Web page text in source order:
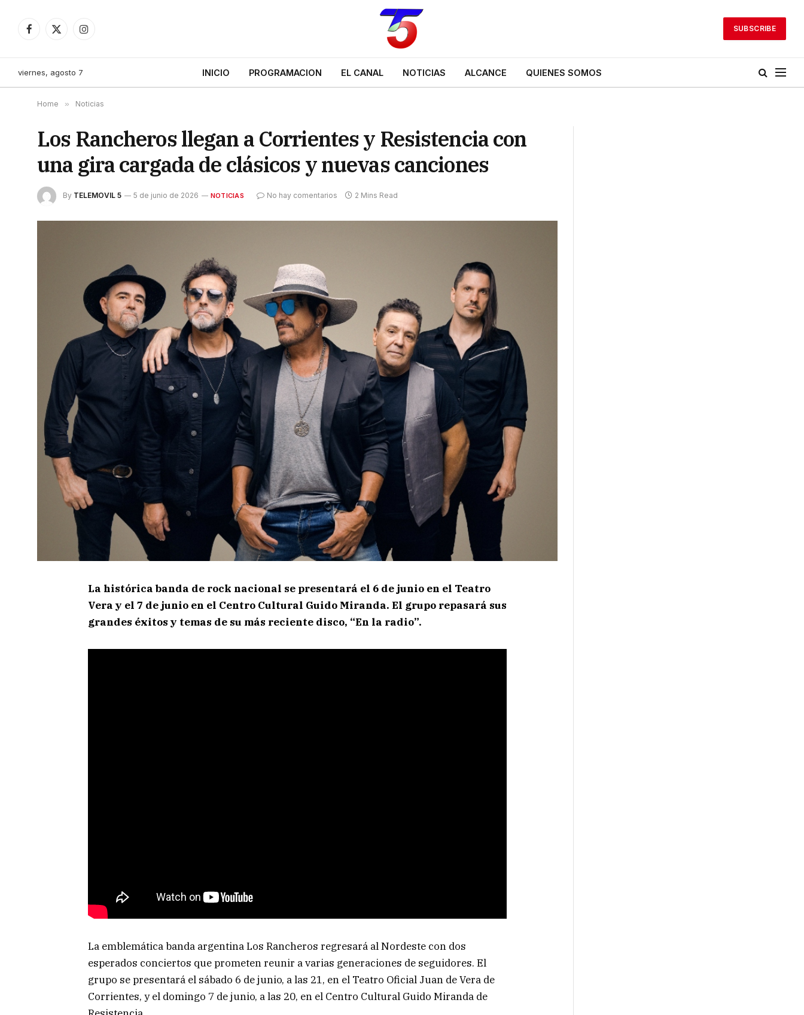
Facebook
X
Instagram
SUBSCRIBE
viernes, agosto 7 INICIO PROGRAMACION EL CANAL NOTICIAS ALCANCE QUIENES SOMOS
Home » Noticias
Los Rancheros llegan a Corrientes y Resistencia con
una gira cargada de clásicos y nuevas canciones
By TELEMOVIL 5 5 de junio de 2026 NOTICIAS No hay comentarios 2 Mins Read
La histórica banda de rock nacional se presentará el 6 de junio en el Teatro
Vera y el 7 de junio en el Centro Cultural Guido Miranda. El grupo repasará sus
grandes éxitos y temas de su más reciente disco, “En la radio”.
La emblemática banda argentina Los Rancheros regresará al Nordeste con dos
esperados conciertos que prometen reunir a varias generaciones de seguidores. El
grupo se presentará el sábado 6 de junio, a las 21, en el Teatro Oficial Juan de Vera de
Corrientes, y el domingo 7 de junio, a las 20, en el Centro Cultural Guido Miranda de